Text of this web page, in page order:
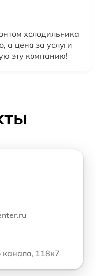
холодильника
а цена за услуги
эту компанию!
118к7